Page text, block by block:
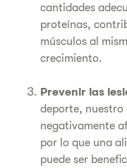
cantidades
proteínas,
músculos al
crecimiento.
Prevenir las
deporte, nuestro
negativamente
por lo que una
puede ser